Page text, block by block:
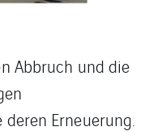
Abbruch und die
Erneuerung.